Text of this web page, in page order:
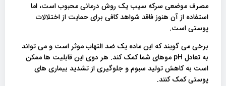
مصرف موضعی سرکه سیب یک روش درمانی محبوب است، اما
استفاده از آن هنوز فاقد شواهد کافی برای حمایت از اختلالات
پوستی است.
برخی می گویند که این ماده یک ضد التهاب موثر است و می تواند
به تعادل pH موهای شما کمک کند. هر دوی این قابلیت ها ممکن
است به کاهش تولید سبوم و جلوگیری از تشدید بیماری های
پوستی کمک کنند.